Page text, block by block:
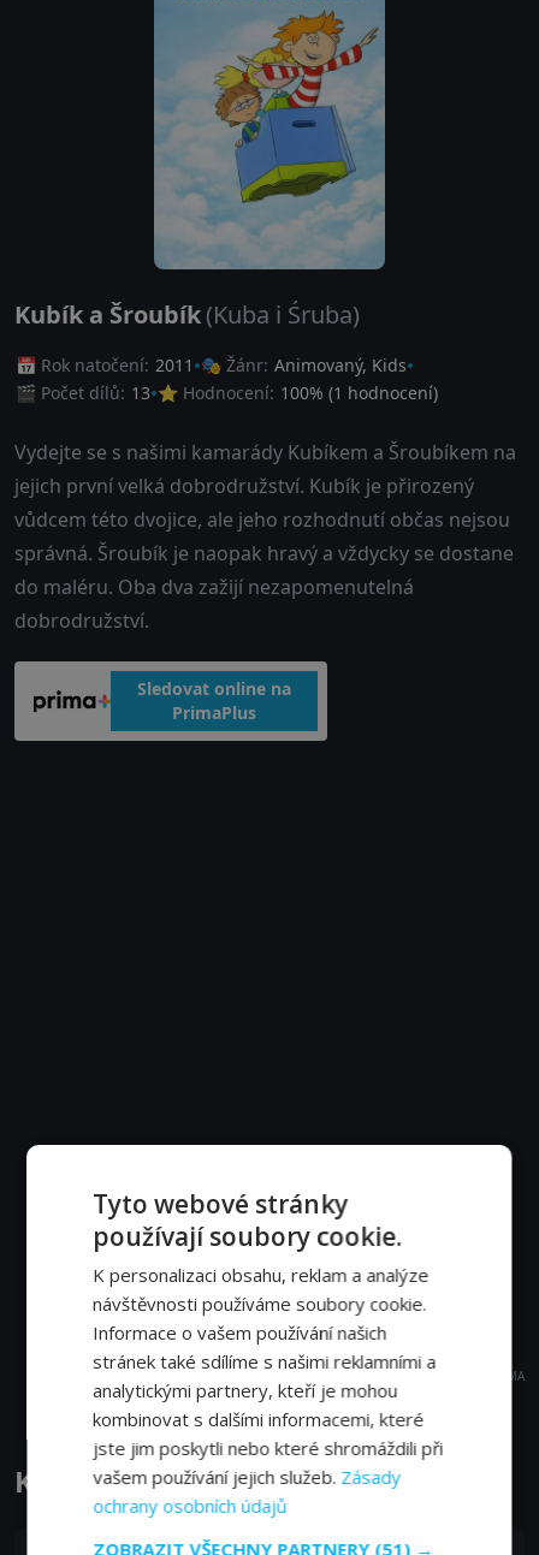
Kubík a Šroubík(Kuba i Śruba)
📅 Rok natočení: 2011 🎭 Žánr: Animovaný, Kids
🎬 Počet dílů: 13 ⭐ Hodnocení: 100% (1 hodnocení)
Vydejte se s našimi kamarády Kubíkem a Šroubíkem na
jejich první velká dobrodružství. Kubík je přirozený
vůdcem této dvojice, ale jeho rozhodnutí občas nejsou
správná. Šroubík je naopak hravý a vždycky se dostane
do maléru. Oba dva zažijí nezapomenutelná
dobrodružství.
Sledovat online na
PrimaPlus
REKLAMA
Kubík a Šroubík epizody
Tyto webové stránky
používají soubory cookie.
K personalizaci obsahu, reklam a analýze
návštěvnosti používáme soubory cookie.
Informace o vašem používání našich
stránek také sdílíme s našimi reklamními a
analytickými partnery, kteří je mohou
kombinovat s dalšími informacemi, které
jste jim poskytli nebo které shromáždili při
vašem používání jejich služeb. Zásady
ochrany osobních údajů
ZOBRAZIT VŠECHNY PARTNERY (51) →